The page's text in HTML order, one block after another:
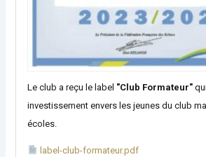
Le club a reçu le label "Club Formateur"
investissement envers les jeunes du club
écoles.
label-club-formateur.pdf